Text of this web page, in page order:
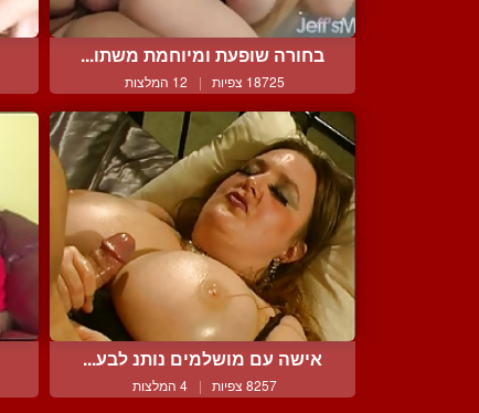
בחורה שופעת ומיוחמת משתו...
18725 צפיות | 12 המלצות
אישה עם מושלמים נותנ לבע...
8257 צפיות | 4 המלצות